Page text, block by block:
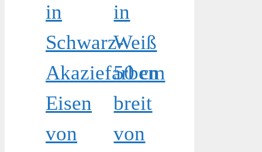
in
Schwarz-
Akaziefarben
Eisen
von
in
Weiß
50 cm
breit
von